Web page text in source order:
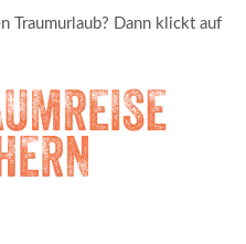
Traumurlaub? Dann klickt auf